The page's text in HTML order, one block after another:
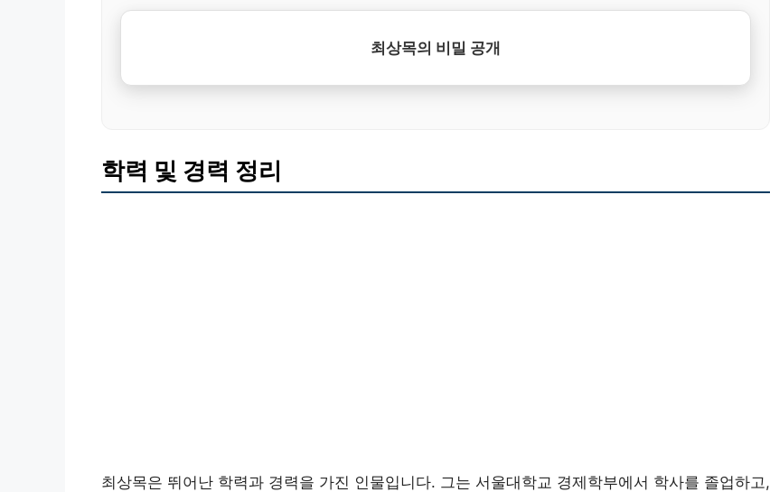
최상목의 비밀 공개
학력 및 경력 정리
최상목은 뛰어난 학력과 경력을 가진 인물입니다. 그는 서울대학교 경제학부에서 학사를 졸업하고,